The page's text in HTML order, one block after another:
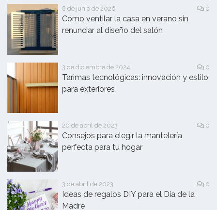
8 de junio de 2026 0
Cómo ventilar la casa en verano sin
renunciar al diseño del salón
3 de diciembre de 2024 0
Tarimas tecnológicas: innovación y estilo
para exteriores
20 de abril de 2023 0
Consejos para elegir la mantelería
perfecta para tu hogar
3 de abril de 2023 0
Ideas de regalos DIY para el Día de la
Madre